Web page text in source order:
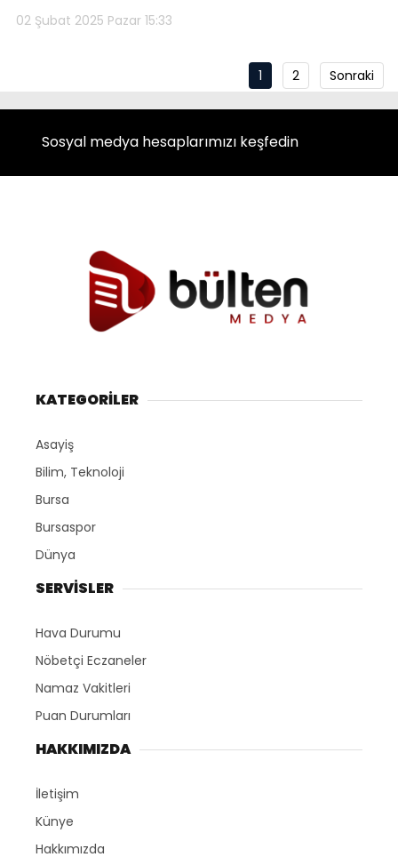
02 Şubat 2025 Pazar 15:33
1 2 Sonraki
Sosyal medya hesaplarımızı keşfedin
KATEGORİLER
Asayiş
Bilim, Teknoloji
Bursa
Bursaspor
Dünya
SERVİSLER
Hava Durumu
Nöbetçi Eczaneler
Namaz Vakitleri
Puan Durumları
HAKKIMIZDA
İletişim
Künye
Hakkımızda